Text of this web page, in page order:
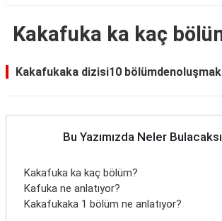
Oyun
Yaşam
Hukuk
Kakafuka ka kaç
Kakafukaka dizisi10
Bu Yazımızda Neler
Kakafuka ka kaç bölüm?
Kafuka ne anlatıyor?
Kakafukaka 1 bölüm ne anlatıyor?